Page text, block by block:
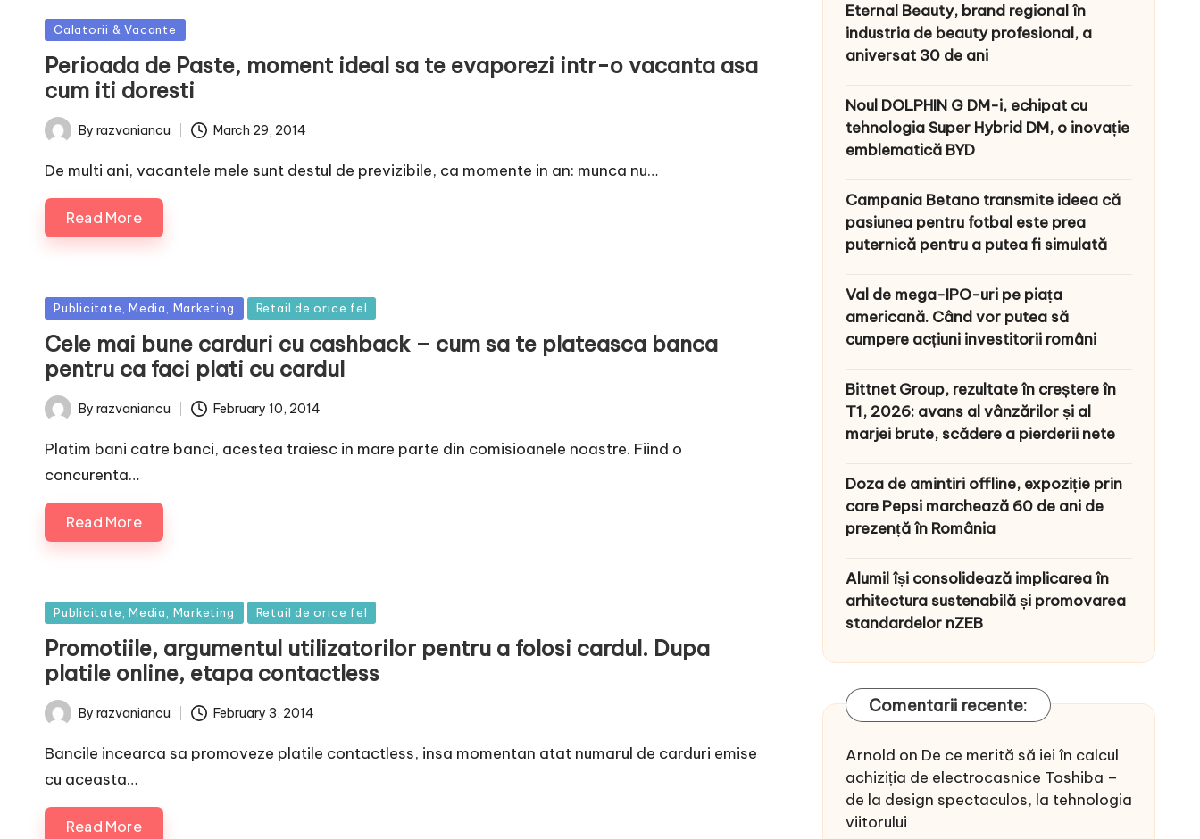
Posted
in
Calatorii & Vacante
Perioada de Paste, moment ideal sa te evaporezi intr-o vacanta asa
cum iti doresti
PostedBy razvaniancu March 29, 2014
De multi ani, vacantele mele sunt destul de previzibile, ca momente in an: munca nu…
Read More
Posted
in
Publicitate, Media, Marketing Retail de orice fel
Cele mai bune carduri cu cashback – cum sa te plateasca banca
pentru ca faci plati cu cardul
PostedBy razvaniancu February 10, 2014
Platim bani catre banci, acestea traiesc in mare parte din comisioanele noastre. Fiind o
concurenta…
Read More
Posted
in
Publicitate, Media, Marketing Retail de orice fel
Promotiile, argumentul utilizatorilor pentru a folosi cardul. Dupa
platile online, etapa contactless
PostedBy razvaniancu February 3, 2014
Bancile incearca sa promoveze platile contactless, insa momentan atat numarul de carduri emise
cu aceasta…
Read More
Eternal Beauty, brand regional în
industria de beauty profesional, a
aniversat 30 de ani
Noul DOLPHIN G DM-i, echipat cu
tehnologia Super Hybrid DM, o inovație
emblematică BYD
Campania Betano transmite ideea că
pasiunea pentru fotbal este prea
puternică pentru a putea fi simulată
Val de mega-IPO-uri pe piața
americană. Când vor putea să
cumpere acțiuni investitorii români
Bittnet Group, rezultate în creștere în
T1, 2026: avans al vânzărilor și al
marjei brute, scădere a pierderii nete
Doza de amintiri offline, expoziție prin
care Pepsi marchează 60 de ani de
prezență în România
Alumil își consolidează implicarea în
arhitectura sustenabilă și promovarea
standardelor nZEB
Comentarii recente:
Arnold on De ce merită să iei în calcul
achiziția de electrocasnice Toshiba –
de la design spectaculos, la tehnologia
viitorului